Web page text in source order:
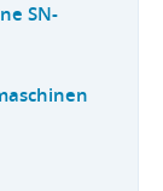
SN-